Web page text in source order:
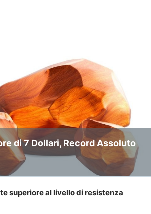
di 7 Dollari, Record Assoluto
Atteso a Fine Anno
Greggio che dà ragione ai
superiore al livello di resistenza